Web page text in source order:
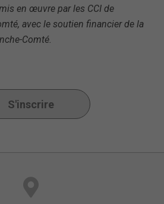
en œuvre par les CCI de
avec le soutien financier de la
Comté.
S'inscrire